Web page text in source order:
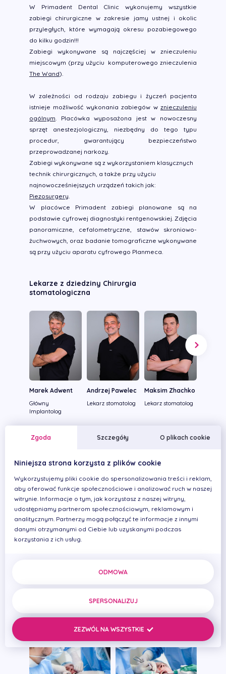
W Primadent Dental Clinic wykonujemy wszystkie
zabiegi chirurgiczne w zakresie jamy ustnej i okolic
przyległych, które wymagają okresu pozabiegowego
do kilku godzin!!!
Zabiegi wykonywane są najczęściej w znieczuleniu
miejscowym (przy użyciu komputerowego znieczulenia
The Wand).
W zależności od rodzaju zabiegu i życzeń pacjenta
istnieje możliwość wykonania zabiegów w znieczuleniu
ogólnym. Placówka wyposażona jest w nowoczesny
sprzęt anestezjologiczny, niezbędny do tego typu
procedur, gwarantujący bezpieczeństwo
przeprowadzanej narkozy.
Zabiegi wykonywane są z wykorzystaniem klasycznych
technik chirurgicznych, a także przy użyciu
najnowocześniejszych urządzeń takich jak:
Piezosurgery.
W placówce Primadent zabiegi planowane są na
podstawie cyfrowej diagnostyki rentgenowskiej. Zdjęcia
panoramiczne, cefalometryczne, stawów skroniowo-
żuchwowych, oraz badanie tomograficzne wykonywane
są przy użyciu aparatu cyfrowego Planmeca.
Lekarze z dziedziny Chirurgia
stomatologiczna
Marek Adwent
Główny
Implantolog
Andrzej Pawelec
Lekarz stomatolog
Maksim Zhachko
Lekarz stomatolog
Zgoda Szczegóły O plikach cookie
Niniejsza strona korzysta z plików cookie
Wykorzystujemy pliki cookie do spersonalizowania treści i reklam,
aby oferować funkcje społecznościowe i analizować ruch w naszej
witrynie. Informacje o tym, jak korzystasz z naszej witryny,
udostępniamy partnerom społecznościowym, reklamowym i
analitycznym. Partnerzy mogą połączyć te informacje z innymi
danymi otrzymanymi od Ciebie lub uzyskanymi podczas
korzystania z ich usług.
ODMOWA
SPERSONALIZUJ
ZEZWÓL NA WSZYSTKIE